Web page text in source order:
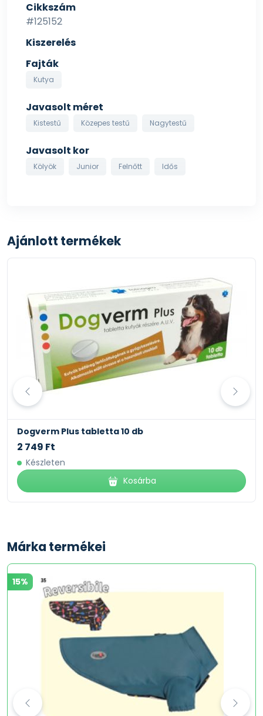
Cikkszám
#125152
Kiszerelés
Fajták
Kutya
Javasolt méret
Kistestű Közepes testű Nagytestű
Javasolt kor
Kölyök Junior Felnőtt Idős
Ajánlott termékek
Dogverm Plus tabletta 10 db
2 749 Ft
Készleten
Kosárba
Márka termékei
15%